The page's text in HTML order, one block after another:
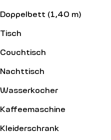
Doppelbett (1,40 m)
Tisch
Couchtisch
Nachttisch
Wasserkocher
Kaffeemaschine
Kleiderschrank